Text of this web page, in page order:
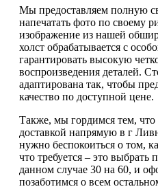
Мы предоставляем полную
напечатать фото по своему
изображение из нашей
холст обрабатывается с
гарантировать высокую
воспроизведения деталей.
адаптирована так, чтобы
качество по доступной цене.
Также, мы гордимся тем, что
доставкой напрямую в г
нужно беспокоиться о том,
что требуется – это
данном случае 30 на 60, и
позаботимся о всем